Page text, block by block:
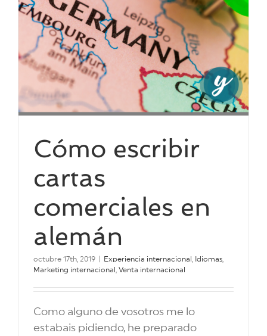
Cómo escribir
cartas
comerciales en
alemán
octubre 17th, 2019 Experiencia internacional Idiomas
Marketing internacional
Venta internacional
Como alguno de vosotros me lo
estabais pidiendo, he preparado